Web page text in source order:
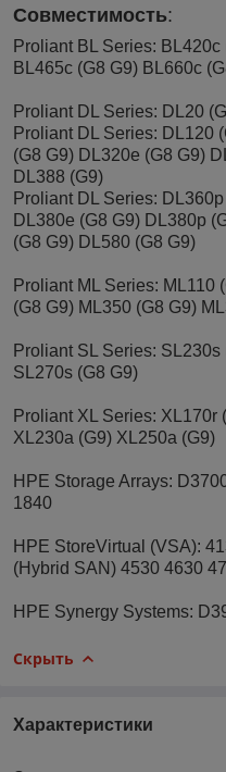
Совместимость:
Proliant BL Series:
BL465c (G8 G9) BL660c
Proliant DL Series: DL20
Proliant DL Series: DL120
(G8 G9) DL320e (G8 G9)
DL388 (G9)
Proliant DL Series:
DL380e (G8 G9) DL380p
(G8 G9) DL580 (G8 G9)
Proliant ML Series: ML110
(G8 G9) ML350 (G8 G9)
Proliant SL Series:
SL270s (G8 G9)
Proliant XL Series: XL170r
XL230a (G9) XL250a (G9)
HPE Storage Arrays:
1840
HPE StoreVirtual (VSA):
(Hybrid SAN) 4530 4630
HPE Synergy Systems:
Скрыть
Характеристики